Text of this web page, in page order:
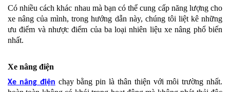
Có nhiều cách khác nhau mà bạn có thể cung cấp năng lượng cho
xe nâng của mình, trong hướng dẫn này, chúng tôi liệt kê những
ưu điểm và nhược điểm của ba loại nhiên liệu xe nâng phổ biến
nhất.
Xe nâng điện
Xe nâng điện chạy bằng pin là thân thiện với môi trường nhất.